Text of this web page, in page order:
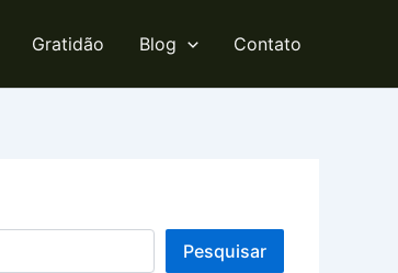
Gratidão Blog Contato
Pesquisar